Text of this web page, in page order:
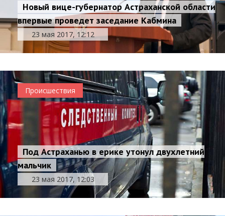
Новый вице-губернатор Астраханской области
впервые проведет заседание Кабмина
23 мая 2017, 12:12
Происшествия
Под Астраханью в ерике утонул двухлетний
мальчик
23 мая 2017, 12:03